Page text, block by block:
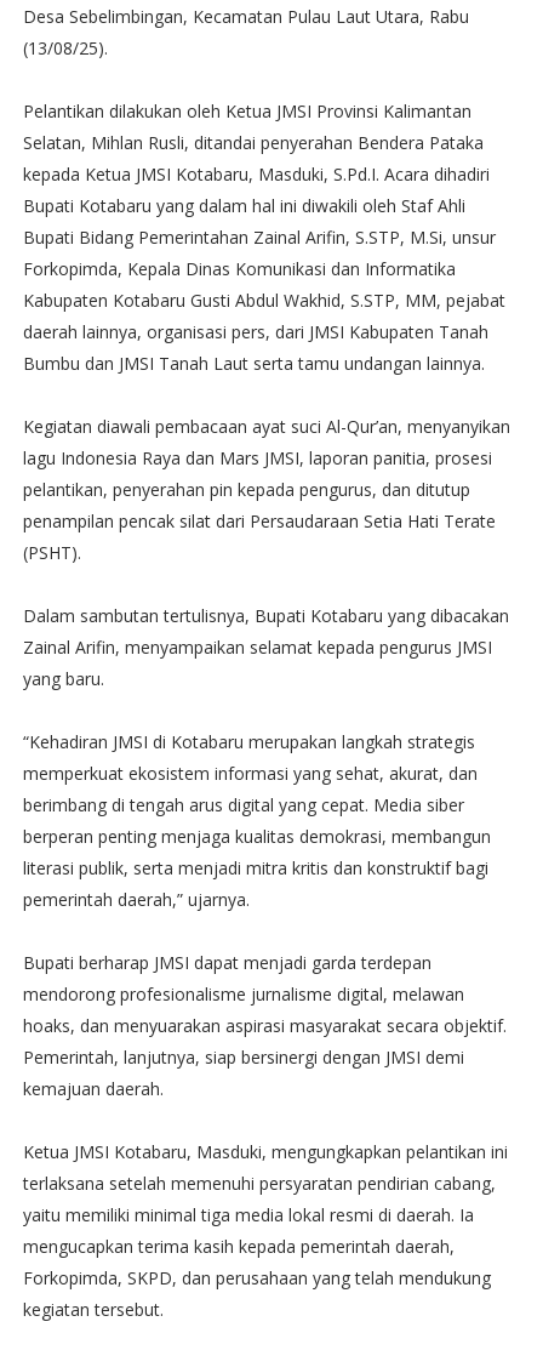
Desa Sebelimbingan, Kecamatan Pulau Laut Utara, Rabu
(13/08/25).
Pelantikan dilakukan oleh Ketua JMSI Provinsi Kalimantan
Selatan, Mihlan Rusli, ditandai penyerahan Bendera Pataka
kepada Ketua JMSI Kotabaru, Masduki, S.Pd.I. Acara dihadiri
Bupati Kotabaru yang dalam hal ini diwakili oleh Staf Ahli
Bupati Bidang Pemerintahan Zainal Arifin, S.STP, M.Si, unsur
Forkopimda, Kepala Dinas Komunikasi dan Informatika
Kabupaten Kotabaru Gusti Abdul Wakhid, S.STP, MM, pejabat
daerah lainnya, organisasi pers, dari JMSI Kabupaten Tanah
Bumbu dan JMSI Tanah Laut serta tamu undangan lainnya.
Kegiatan diawali pembacaan ayat suci Al-Qur’an, menyanyikan
lagu Indonesia Raya dan Mars JMSI, laporan panitia, prosesi
pelantikan, penyerahan pin kepada pengurus, dan ditutup
penampilan pencak silat dari Persaudaraan Setia Hati Terate
(PSHT).
Dalam sambutan tertulisnya, Bupati Kotabaru yang dibacakan
Zainal Arifin, menyampaikan selamat kepada pengurus JMSI
yang baru.
“Kehadiran JMSI di Kotabaru merupakan langkah strategis
memperkuat ekosistem informasi yang sehat, akurat, dan
berimbang di tengah arus digital yang cepat. Media siber
berperan penting menjaga kualitas demokrasi, membangun
literasi publik, serta menjadi mitra kritis dan konstruktif bagi
pemerintah daerah,” ujarnya.
Bupati berharap JMSI dapat menjadi garda terdepan
mendorong profesionalisme jurnalisme digital, melawan
hoaks, dan menyuarakan aspirasi masyarakat secara objektif.
Pemerintah, lanjutnya, siap bersinergi dengan JMSI demi
kemajuan daerah.
Ketua JMSI Kotabaru, Masduki, mengungkapkan pelantikan ini
terlaksana setelah memenuhi persyaratan pendirian cabang,
yaitu memiliki minimal tiga media lokal resmi di daerah. Ia
mengucapkan terima kasih kepada pemerintah daerah,
Forkopimda, SKPD, dan perusahaan yang telah mendukung
kegiatan tersebut.